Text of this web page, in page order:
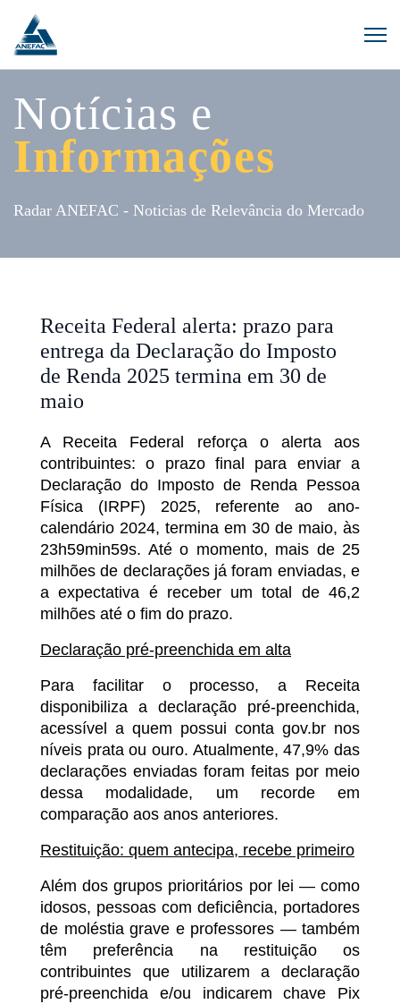
Notícias e
Informações
Radar ANEFAC - Noticias de Relevância do Mercado
Receita Federal alerta: prazo para
entrega da Declaração do Imposto
de Renda 2025 termina em 30 de
maio
A Receita Federal reforça o alerta aos
contribuintes: o prazo final para enviar a
Declaração do Imposto de Renda Pessoa
Física (IRPF) 2025, referente ao ano-
calendário 2024, termina em 30 de maio, às
23h59min59s. Até o momento, mais de 25
milhões de declarações já foram enviadas, e
a expectativa é receber um total de 46,2
milhões até o fim do prazo.
Declaração pré-preenchida em alta
Para facilitar o processo, a Receita
disponibiliza a declaração pré-preenchida,
acessível a quem possui conta gov.br nos
níveis prata ou ouro. Atualmente, 47,9% das
declarações enviadas foram feitas por meio
dessa modalidade, um recorde em
comparação aos anos anteriores.
Restituição: quem antecipa, recebe primeiro
Além dos grupos prioritários por lei — como
idosos, pessoas com deficiência, portadores
de moléstia grave e professores — também
têm preferência na restituição os
contribuintes que utilizarem a declaração
pré-preenchida e/ou indicarem chave Pix